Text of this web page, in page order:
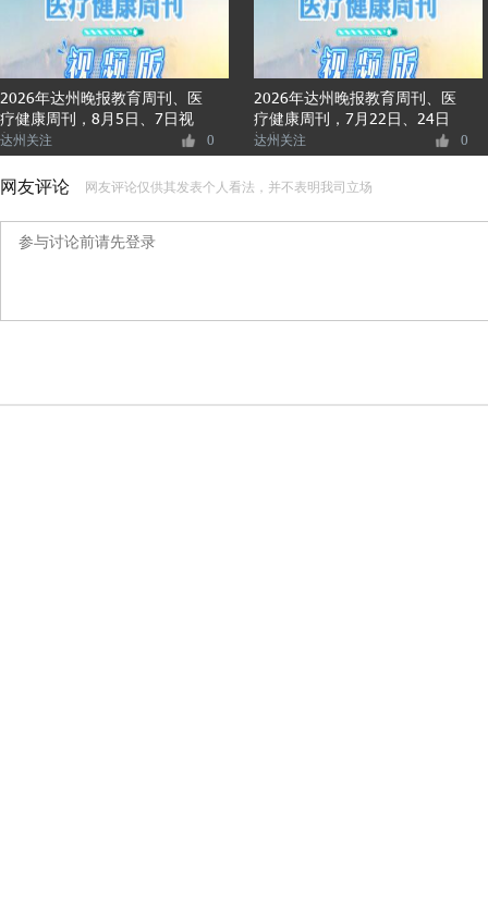
2026年达州晚报教育周刊、医
疗健康周刊，8月5日、7日视
频版
达州关注 0
2026年达州晚报教育周刊、医
疗健康周刊，7月22日、24日
视频版
达州关注 0
网友评论 网友评论仅供其发表个人看法，并不表明我司立场